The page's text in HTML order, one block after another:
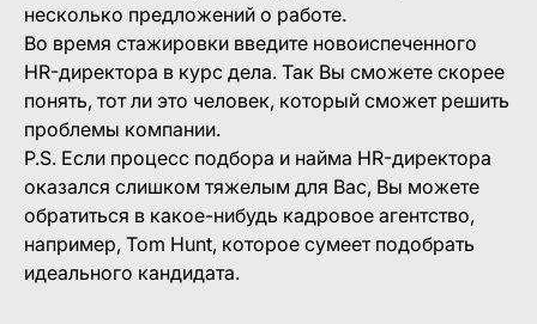
несколько предложений о работе.
Во время стажировки введите новоиспеченного
HR-директора в курс дела. Так Вы сможете скорее
понять, тот ли это человек, который сможет решить
проблемы компании.
P.S. Если процесс подбора и найма HR-директора
оказался слишком тяжелым для Вас, Вы можете
обратиться в какое-нибудь кадровое агентство,
например, Tom Hunt, которое сумеет подобрать
идеального кандидата.